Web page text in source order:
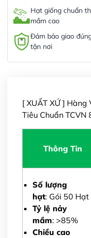
Hạt giống chuẩn
mầm cao
Đảm bảo giao
tận nơi
[ XUẤT XỨ ]
Tiêu Chuẩn TCVN
Thông Tin
Số lượng
hạt: Gói 50 Hạt
Tỷ lệ nảy
mầm: >85%
Chiều cao